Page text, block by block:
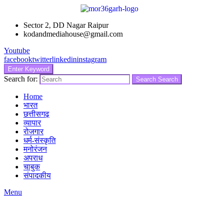
Sector 2, DD Nagar Raipur
kodandmediahouse@gmail.com
Youtube
facebooktwitterlinkedininstagram
Enter Keyword
Search for: Search Search
Home
भारत
छत्तीसगढ़
व्यापार
रोजगार
धर्म-संस्कृति
मनोरंजन
अपराध
चाबुक
संपादकीय
Menu